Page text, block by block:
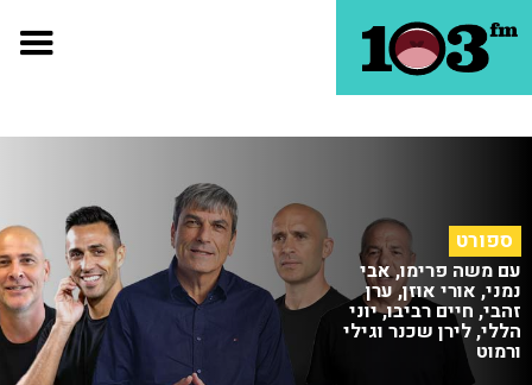
ספורט
עם משה פרימו, אבי
נמני, אורי אוזן, ערן
זהבי, חיים רביבו, יוני
הללי, לירן שכנר וגילי
ורמוט